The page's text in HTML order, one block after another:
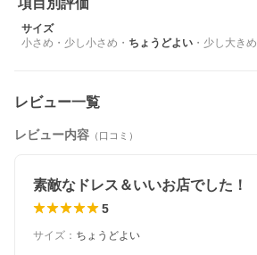
項目別評価
サイズ
小さめ ・ 少し小さめ ・ ちょうどよい ・ 少し大きめ
レビュー一覧
レビュー内容 （口コミ）
素敵なドレス＆いいお店でした！
5
サイズ ： ちょうどよい